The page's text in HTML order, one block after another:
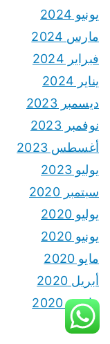
يونيو 2024
مارس 2024
فبراير 2024
يناير 2024
ديسمبر 2023
نوفمبر 2023
أغسطس 2023
يوليو 2023
سبتمبر 2020
يوليو 2020
يونيو 2020
مايو 2020
أبريل 2020
مارس 2020